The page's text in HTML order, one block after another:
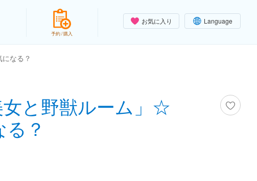
お気に入り Language
予約 / 購入
なる？
と野獣ルーム」☆
？